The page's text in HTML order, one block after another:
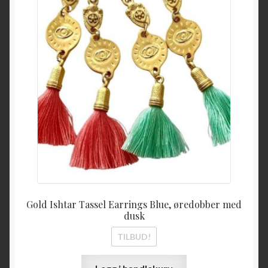
Gold Ishtar Tassel Earrings Blue, øredobber med
dusk
TILBUD!